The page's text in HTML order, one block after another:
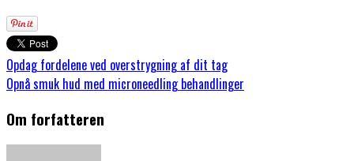
Opdag fordelene ved overstrygning af dit tag
Opnå smuk hud med microneedling behandlinger
Om forfatteren